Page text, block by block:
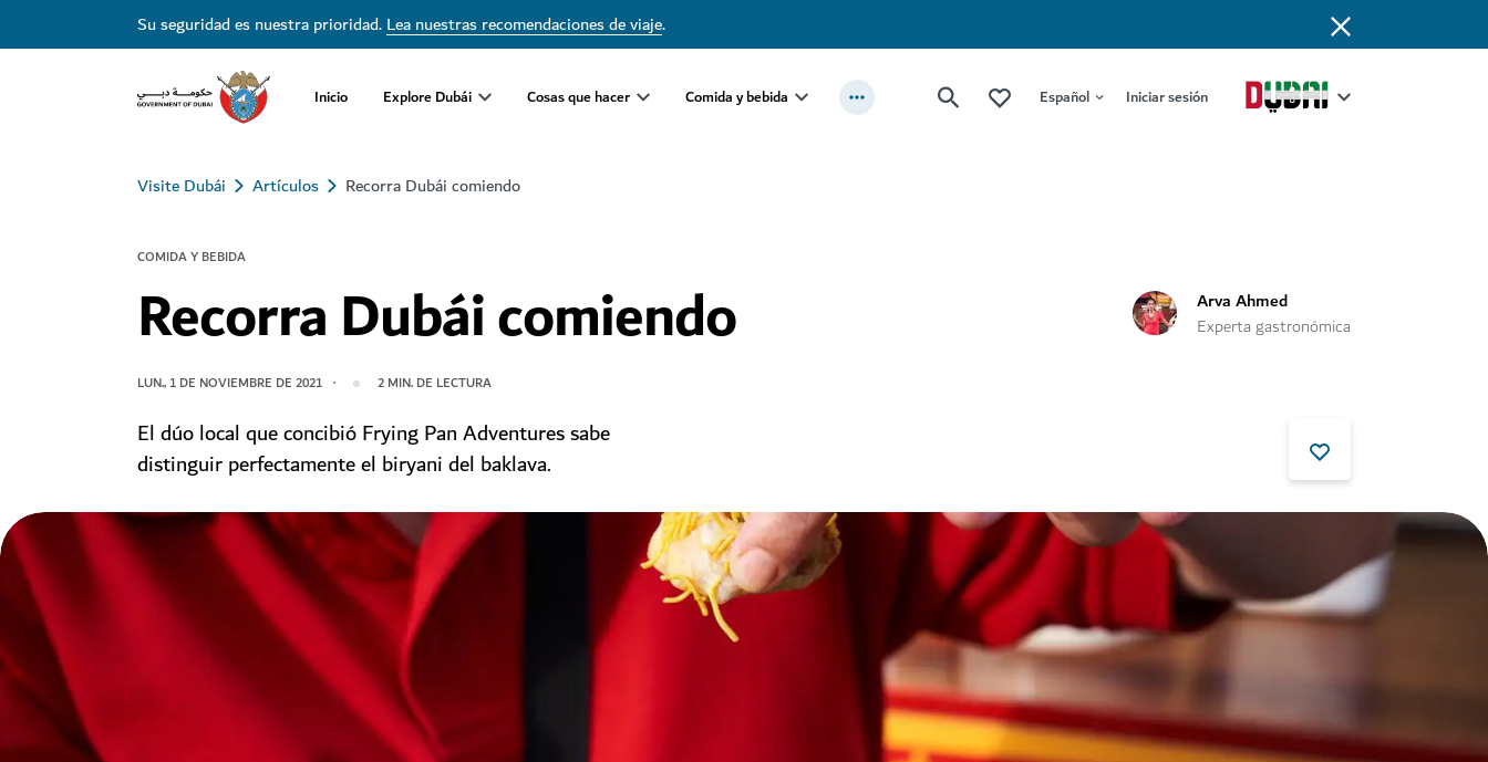
Su seguridad es nuestra prioridad.Lea nuestras recomendaciones de viaje.
Inicio Explore Dubái Cosas que hacer Comida y bebida Español Iniciar sesión
Visite Dubái Artículos Recorra Dubái comiendo
COMIDA Y BEBIDA
Recorra Dubái comiendo Arva Ahmed
Experta gastronómica
LUN., 1 DE NOVIEMBRE DE 2021 2 MIN. DE LECTURA
El dúo local que concibió Frying Pan Adventures sabe
distinguir perfectamente el biryani del baklava.